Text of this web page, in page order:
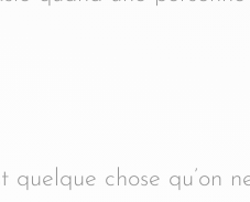
quelque chose